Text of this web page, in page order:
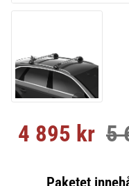
Nedsatt pris:
4 895 kr 5